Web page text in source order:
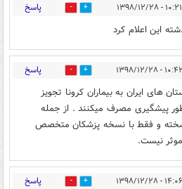
۱۰:۲۱ - ۱۳۹۸/۱۲/۲۸ 43 پاسخ
این اعلام کرد
۱۰:۴۲ - ۱۳۹۸/۱۲/۲۸ 12 پاسخ
های ایران به بیماران کرونا تجویز
پیشگیری مصرف میکنند . از جمله
و فقط با نسخه پزشکان متخصص
نیست.
۱۴:۰۶ - ۱۳۹۸/۱۲/۲۸ 0 پاسخ